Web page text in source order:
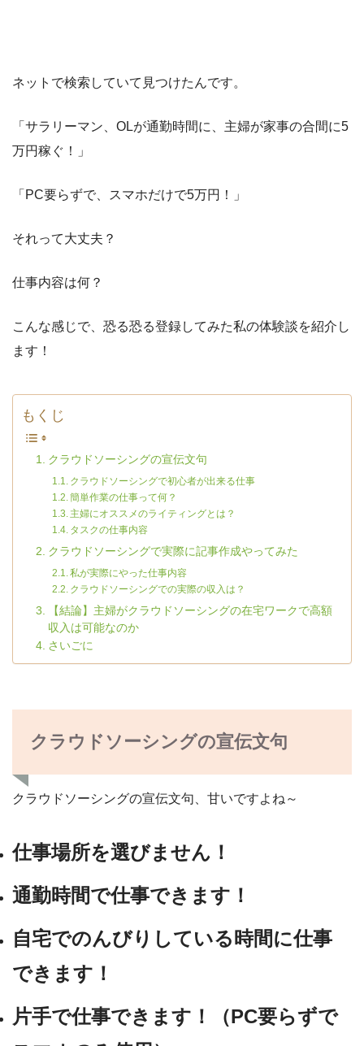
ネットで検索していて見つけたんです。
「サラリーマン、OLが通勤時間に、主婦が家事の合間に5
万円稼ぐ！」
「PC要らずで、スマホだけで5万円！」
それって大丈夫？
仕事内容は何？
こんな感じで、恐る恐る登録してみた私の体験談を紹介し
ます！
もくじ
クラウドソーシングの宣伝文句
クラウドソーシングで初心者が出来る仕事
簡単作業の仕事って何？
主婦にオススメのライティングとは？
タスクの仕事内容
クラウドソーシングで実際に記事作成やってみた
私が実際にやった仕事内容
クラウドソーシングでの実際の収入は？
【結論】主婦がクラウドソーシングの在宅ワークで高額
収入は可能なのか
さいごに
クラウドソーシングの宣伝文句
クラウドソーシングの宣伝文句、甘いですよね～
仕事場所を選びません！
通勤時間で仕事できます！
自宅でのんびりしている時間に仕事
できます！
片手で仕事できます！（PC要らずで